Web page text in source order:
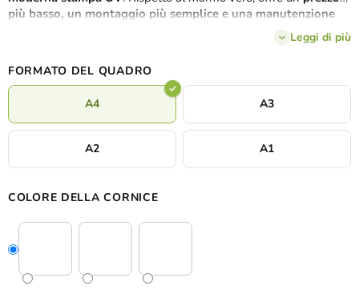
più basso, un montaggio più semplice e una manutenzione
aspetto elegante
. I toni del bianco e nero con dettagli dorati
qualsiasi interno. Concediti untocco di eleganza e bellezza
duratura
: un quadro che resiste al tempo e non passa mai di
Leggi di più
FORMATO DEL QUADRO
A4 A3
A2 A1
COLORE DELLA CORNICE